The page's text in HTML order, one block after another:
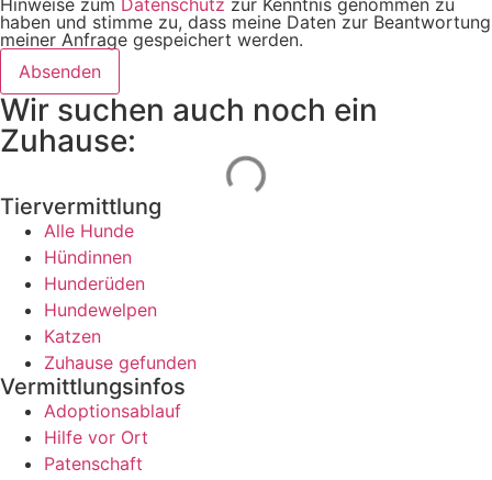
Hinweise zum Datenschutz zur Kenntnis genommen zu
haben und stimme zu, dass meine Daten zur Beantwortung
meiner Anfrage gespeichert werden.
Absenden
Wir suchen auch noch ein
Zuhause:
Tiervermittlung
Alle Hunde
Hündinnen
Hunderüden
Hundewelpen
Katzen
Zuhause gefunden
Vermittlungsinfos
Adoptionsablauf
Hilfe vor Ort
Patenschaft